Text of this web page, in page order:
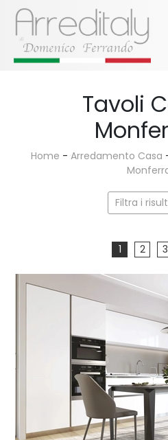
Tavoli
Home - Arredamento Casa
Filtra i
1 2 3